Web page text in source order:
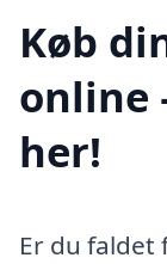
Køb
online
her!
Er du faldet